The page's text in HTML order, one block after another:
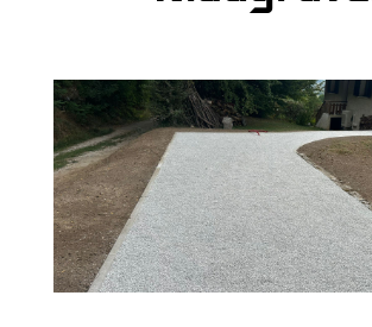
s
s
e
m
e
n
t
,